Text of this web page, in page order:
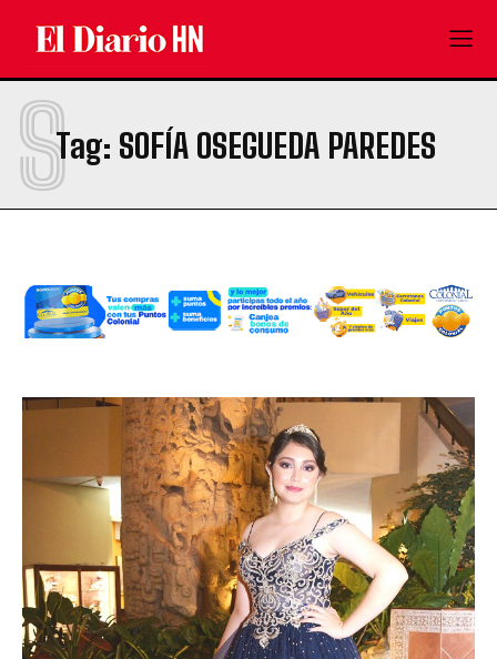
Tag: SOFÍA OSEGUEDA PAREDES
S